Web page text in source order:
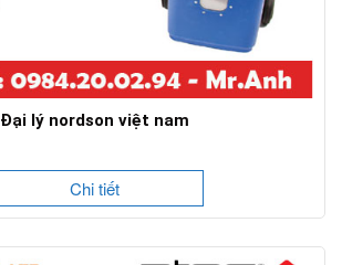
Đại lý nordson việt nam
Chi tiết